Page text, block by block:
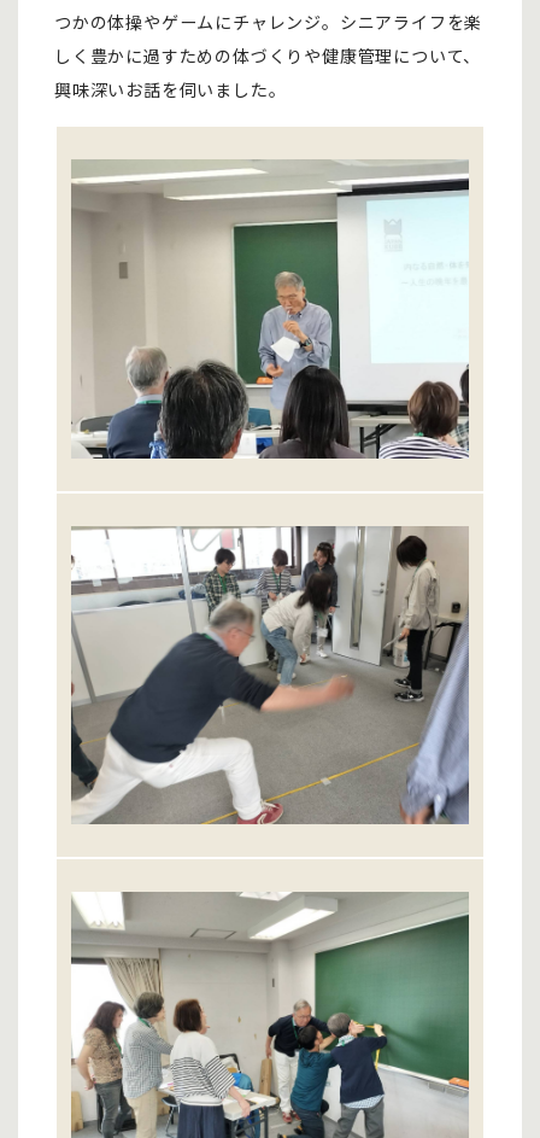
つかの体操やゲームにチャレンジ。シニアライフを楽
しく豊かに過すための体づくりや健康管理について、
興味深いお話を伺いました。